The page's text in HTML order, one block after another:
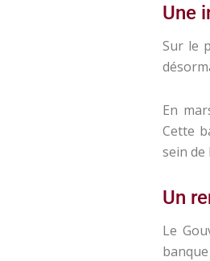
Une
Sur le
En
Cette
sein de
Un
Le